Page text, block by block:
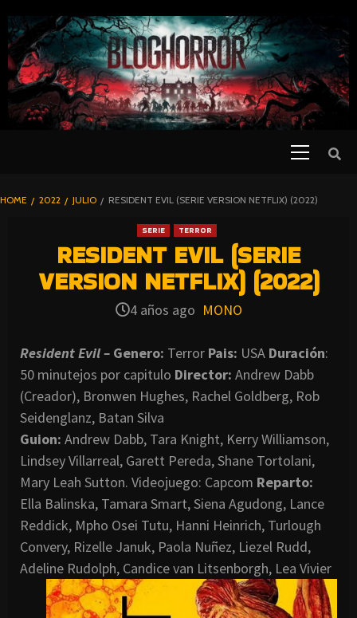
TO
CONTENT
BLOGHORROR
HOME 2022 JULIO RESIDENT EVIL (SERIE VERSION NETFLIX) (2022)
SERIE TERROR
RESIDENT EVIL (SERIE
VERSION NETFLIX) (2022)
4 años ago MONO
Resident Evil – Genero: Terror Pais: USA Duración:
50 minutejos por capitulo Director: Andrew Dabb
(Creador), Bronwen Hughes, Rachel Goldberg, Rob
Seidenglanz, Batan Silva
Guion: Andrew Dabb, Tara Knight, Kerry Williamson,
Lindsey Villarreal, Garett Pereda, Shane Tortolani,
Mary Leah Sutton. Videojuego: Capcom Reparto:
Ella Balinska, Tamara Smart, Siena Agudong, Lance
Reddick, Mpho Osei Tutu, Hanni Heinrich, Turlough
Convery, Rizelle Januk, Paola Nuñez, Liezel Rudd,
Adeline Rudolph, Candice van Litsenborgh, Lea Vivier